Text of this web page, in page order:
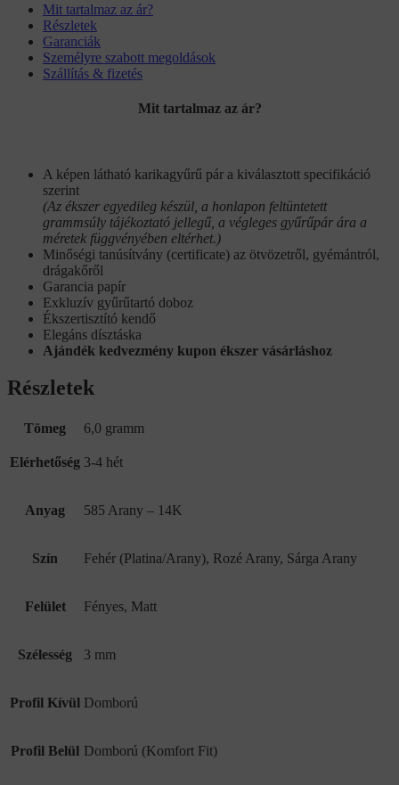
Mit tartalmaz az ár?
Részletek
Garanciák
Személyre szabott megoldások
Szállítás & fizetés
Mit tartalmaz az ár?
A képen látható karikagyűrű pár a kiválasztott specifikáció
szerint
(Az ékszer egyedileg készül, a honlapon feltüntetett
grammsúly tájékoztató jellegű, a végleges gyűrűpár ára a
méretek függvényében eltérhet.)
Minőségi tanúsítvány (certificate) az ötvözetről, gyémántról,
drágakőről
Garancia papír
Exkluzív gyűrűtartó doboz
Ékszertisztító kendő
Elegáns dísztáska
Ajándék kedvezmény kupon ékszer vásárláshoz
Részletek
Tömeg 6,0 gramm
Elérhetőség 3-4 hét
Anyag 585 Arany – 14K
Szín Fehér (Platina/Arany), Rozé Arany, Sárga Arany
Felület Fényes, Matt
Szélesség 3 mm
Profil Kívül Domború
Profil Belül Domború (Komfort Fit)